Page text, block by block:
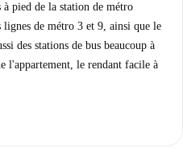
pied de la station de métro
de métro 3 et 9, ainsi que le
des stations de bus beaucoup à
l'appartement, le rendant facile à